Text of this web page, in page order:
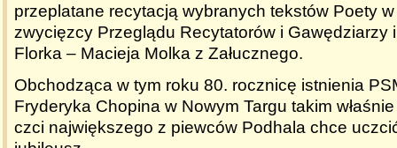
przeplatane recytacją wybranych tekstów Poety
zwycięzcy Przeglądu Recytatorów i Gawędziarzy
Florka – Macieja Molka z Załucznego.
Obchodząca w tym roku 80. rocznicę istnienia
Fryderyka Chopina w Nowym Targu takim
czci największego z piewców Podhala chce